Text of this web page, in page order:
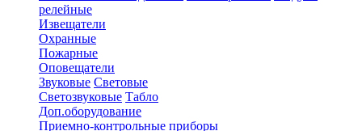
релейные
Извещатели
Охранные
Пожарные
Оповещатели
Звуковые Световые
Светозвуковые Табло
Доп.оборудование
Приемно-контрольные приборы